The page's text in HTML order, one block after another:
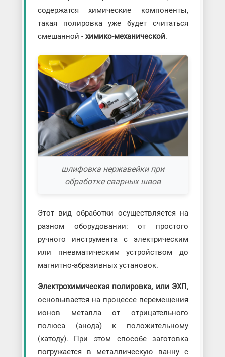
содержатся химические компоненты,
такая полировка уже будет считаться
смешанной - химико-механической.
шлифовка нержавейки при
обработке сварных швов
Этот вид обработки осуществляется на
разном оборудовании: от простого
ручного инструмента с электрическим
или пневматическим устройством до
магнитно-абразивных установок.
Электрохимическая полировка, или ЭХП,
основывается на процессе перемещения
ионов металла от отрицательного
полюса (анода) к положительному
(катоду). При этом способе заготовка
погружается в металлическую ванну с